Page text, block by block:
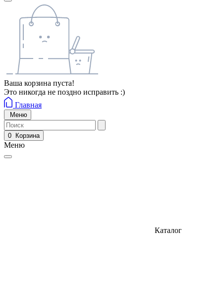
Ваша корзина пуста!
Это никогда не поздно исправить :)
Главная
Меню
0 Корзина
Меню
Каталог